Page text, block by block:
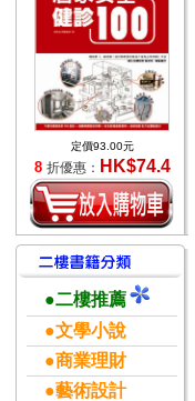
定價93.00元
8 折優惠： HK$74.4
●二樓推薦
●文學小說
●商業理財
●藝術設計